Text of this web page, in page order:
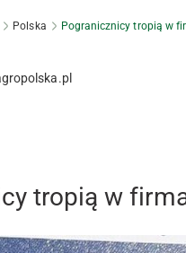
Polska Pogranicznicy tropią w
tropią w